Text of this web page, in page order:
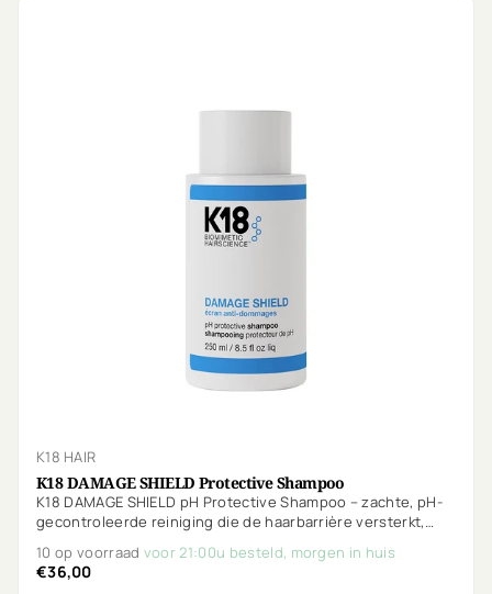
K18 HAIR
K18 DAMAGE SHIELD Protective Shampoo
K18 DAMAGE SHIELD pH Protective Shampoo – zachte, pH-
gecontroleerde reiniging die de haarbarrière versterkt,
10 op voorraad voor 21:00u besteld, morgen in huis
€36,00